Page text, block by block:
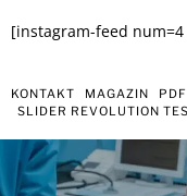
[instagram-feed
KONTAKT MAGAZIN
SLIDER REVOLUTION